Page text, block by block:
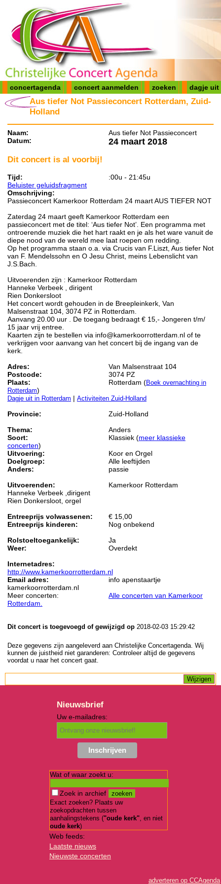
concertagenda concert aanmelden zoeken dagje uit
Aus tiefer Not Passieconcert Rotterdam, Zuid-
Holland
Naam:
Aus tiefer Not Passieconcert
Datum:
24 maart 2018
Dit concert is al voorbij!
Tijd:
:00u - 21:45u
Beluister geluidsfragment
Omschrijving:
Passieconcert Kamerkoor Rotterdam 24 maart AUS TIEFER NOT
Zaterdag 24 maart geeft Kamerkoor Rotterdam een
passieconcert met de titel: ‘Aus tiefer Not’. Een programma met
ontroerende muziek die het hart raakt en je als het ware vanuit de
diepe nood van de wereld mee laat roepen om redding.
Op het programma staan o.a. via Crucis van F.Liszt, Aus tiefer Not
van F. Mendelssohn en O Jesu Christ, meins Lebenslicht van
J.S.Bach.
Uitvoerenden zijn : Kamerkoor Rotterdam
Hanneke Verbeek , dirigent
Rien Donkersloot
Het concert wordt gehouden in de Breepleinkerk, Van
Malsenstraat 104, 3074 PZ in Rotterdam.
Aanvang 20.00 uur . De toegang bedraagt € 15,- Jongeren t/m/
15 jaar vrij entree.
Kaarten zijn te bestellen via info@kamerkoorrotterdam.nl of te
verkrijgen voor aanvang van het concert bij de ingang van de
kerk.
Adres:
Van Malsenstraat 104
Postcode:
3074 PZ
Plaats:
Rotterdam (Boek overnachting in
Rotterdam)
Dagje uit in Rotterdam | Activiteiten Zuid-Holland
Provincie:
Zuid-Holland
Thema:
Anders
Soort:
Klassiek (meer klassieke
concerten)
Uitvoering:
Koor en Orgel
Doelgroep:
Alle leeftijden
Anders:
passie
Uitvoerenden:
Kamerkoor Rotterdam
Hanneke Verbeek ,dirigent
Rien Donkersloot, orgel
Entreeprijs volwassenen:
€ 15,00
Entreeprijs kinderen:
Nog onbekend
Rolstoeltoegankelijk:
Ja
Weer:
Overdekt
Internetadres:
http://www.kamerkoorrotterdam.nl
Email adres:
info apenstaartje
kamerkoorrotterdam.nl
Meer concerten:
Alle concerten van Kamerkoor
Rotterdam.
Dit concert is toegevoegd of gewijzigd op 2018-02-03 15:29:42
Deze gegevens zijn aangeleverd aan Christelijke Concertagenda. Wij
kunnen de juistheid niet garanderen: Controleer altijd de gegevens
voordat u naar het concert gaat.
Nieuwsbrief
Uw e-mailadres:
Wat of waar zoekt u:
Zoek in archief
Exact zoeken? Plaats uw
zoekopdrachten tussen
aanhalingstekens ("oude kerk", en niet
oude kerk)
Web feeds:
Laatste nieuws
Nieuwste concerten
adverteren op CCAgenda